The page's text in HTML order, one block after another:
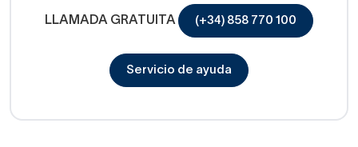
LLAMADA GRATUITA (+34) 858 770 100
Servicio de ayuda